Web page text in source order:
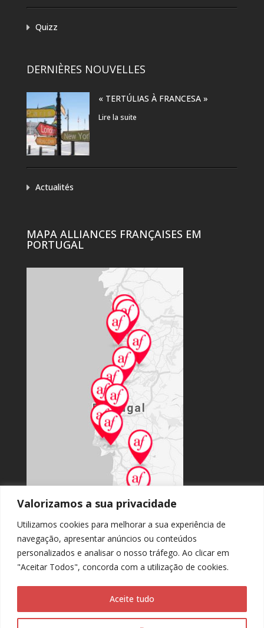
Valorizamos a sua privacidade
Utilizamos cookies para melhorar a sua experiência de
navegação, apresentar anúncios ou conteúdos
personalizados e analisar o nosso tráfego. Ao clicar em
"Aceitar Todos", concorda com a utilização de cookies.
Aceite tudo
Quizz
DERNIÈRES NOUVELLES
« TERTÚLIAS À FRANCESA »
Lire la suite
Actualités
MAPA ALLIANCES FRANÇAISES EM
PORTUGAL
Accès au site national